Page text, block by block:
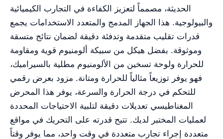
الحديثة، مصمماً لتعزيز الكفاءة في التجارب الكيميائية
والبيولوجية. هذا الجهاز المدمج والمتعدد الاستخدامات يجمع
قدرات تقليب متقدمة وتدفئة دقيقة لضمان نتائج متسقة
وموثوقة. بفضل هيكل من سبيكة ألومنيوم قوية ومقاومة
للحرارة ولوحة تسخين من الألومنيوم مطلية بالسيراميك،
فهو يوفر توزيعاً مثالياً للحرارة ومتانة. مزود بعرض رقمي
للتحكم في درجة الحرارة والسرعة، يوفر هذا المحرض
المغناطيسي تعديلات دقيقة لتلبية الاحتياجات المحددة
لعمليات المختبر لديك. تتيح قدرته على التحريك في مواقع
متعددة إجراء تجارب متعددة في وقت واحد، مما يوفر وقتاً